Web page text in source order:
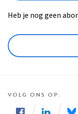
Heb je nog geen
VOLG ONS OP